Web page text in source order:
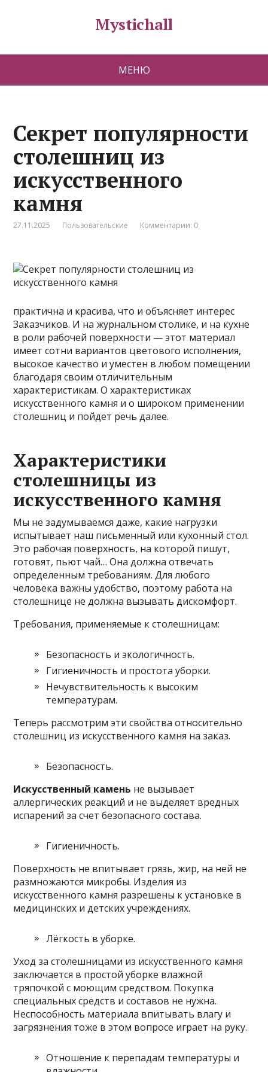
Mystichall
МЕНЮ
Секрет популярности
столешниц из
искусственного
камня
27.11.2025 Пользовательские Комментарии: 0
практична и красива, что и объясняет интерес
Заказчиков. И на журнальном столике, и на кухне
в роли рабочей поверхности — этот материал
имеет сотни вариантов цветового исполнения,
высокое качество и уместен в любом помещении
благодаря своим отличительным
характеристикам. О характеристиках
искусственного камня и о широком применении
столешниц и пойдет речь далее.
Характеристики
столешницы из
искусственного камня
Мы не задумываемся даже, какие нагрузки
испытывает наш письменный или кухонный стол.
Это рабочая поверхность, на которой пишут,
готовят, пьют чай… Она должна отвечать
определенным требованиям. Для любого
человека важны удобство, поэтому работа на
столешнице не должна вызывать дискомфорт.
Требования, применяемые к столешницам:
Безопасность и экологичность.
Гигиеничность и простота уборки.
Нечувствительность к высоким
температурам.
Теперь рассмотрим эти свойства относительно
столешниц из искусственного камня на заказ.
Безопасность.
Искусственный камень не вызывает
аллергических реакций и не выделяет вредных
испарений за счет безопасного состава.
Гигиеничность.
Поверхность не впитывает грязь, жир, на ней не
размножаются микробы. Изделия из
искусственного камня разрешены к установке в
медицинских и детских учреждениях.
Лёгкость в уборке.
Уход за столешницами из искусственного камня
заключается в простой уборке влажной
тряпочкой с моющим средством. Покупка
специальных средств и составов не нужна.
Неспособность материала впитывать влагу и
загрязнения тоже в этом вопросе играет на руку.
Отношение к перепадам температуры и